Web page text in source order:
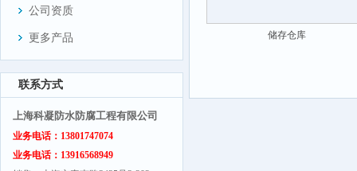
公司资质
更多产品
联系方式
上海科凝防水防腐工程有限公司
业务电话：13801747074
业务电话：13916568949
储存仓库